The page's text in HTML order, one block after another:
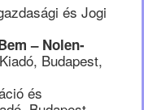
és Jogi
– Nolen-
Budapest,
és